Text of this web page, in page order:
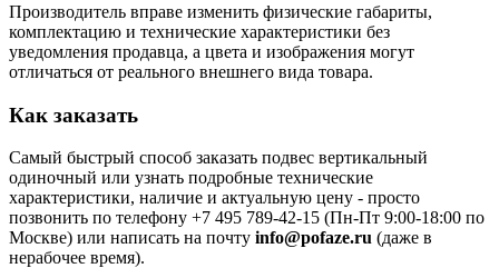
Производитель вправе изменить физические габариты,
комплектацию и технические характеристики без
уведомления продавца, а цвета и изображения могут
отличаться от реального внешнего вида товара.
Как заказать
Самый быстрый способ заказать подвес вертикальный
одиночный или узнать подробные технические
характеристики, наличие и актуальную цену - просто
позвонить по телефону +7 495 789-42-15 (Пн-Пт 9:00-18:00 по
Москве) или написать на почту info@pofaze.ru (даже в
нерабочее время).